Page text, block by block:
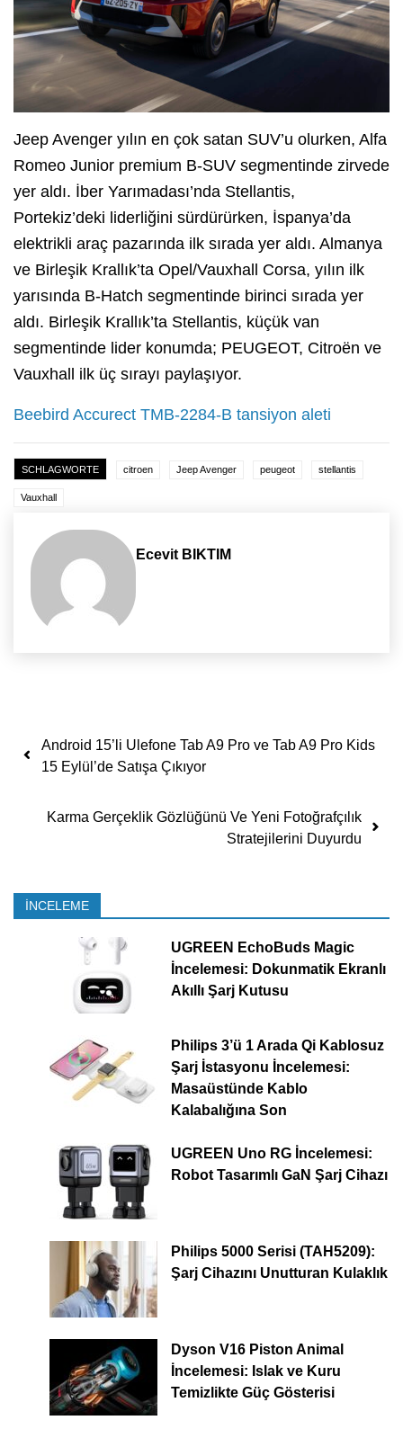
Jeep Avenger yılın en çok satan SUV’u olurken, Alfa
Romeo Junior premium B-SUV segmentinde zirvede
yer aldı. İber Yarımadası’nda Stellantis,
Portekiz’deki liderliğini sürdürürken, İspanya’da
elektrikli araç pazarında ilk sırada yer aldı. Almanya
ve Birleşik Krallık’ta Opel/Vauxhall Corsa, yılın ilk
yarısında B-Hatch segmentinde birinci sırada yer
aldı. Birleşik Krallık’ta Stellantis, küçük van
segmentinde lider konumda; PEUGEOT, Citroën ve
Vauxhall ilk üç sırayı paylaşıyor.
Beebird Accurect TMB-2284-B tansiyon aleti
SCHLAGWORTE citroen Jeep Avenger peugeot stellantis
Vauxhall
Ecevit BIKTIM
Yazı dolaşımı
Android 15’li Ulefone Tab A9 Pro ve Tab A9 Pro Kids
15 Eylül’de Satışa Çıkıyor
Karma Gerçeklik Gözlüğünü Ve Yeni Fotoğrafçılık
Stratejilerini Duyurdu
İNCELEME
UGREEN EchoBuds Magic
İncelemesi: Dokunmatik Ekranlı
Akıllı Şarj Kutusu
Philips 3’ü 1 Arada Qi Kablosuz
Şarj İstasyonu İncelemesi:
Masaüstünde Kablo
Kalabalığına Son
UGREEN Uno RG İncelemesi:
Robot Tasarımlı GaN Şarj Cihazı
Philips 5000 Serisi (TAH5209):
Şarj Cihazını Unutturan Kulaklık
Dyson V16 Piston Animal
İncelemesi: Islak ve Kuru
Temizlikte Güç Gösterisi